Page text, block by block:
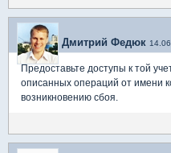
Дмитрий Федюк
Предоставьте доступы к той
описанных операций от имени
возникновению сбоя.